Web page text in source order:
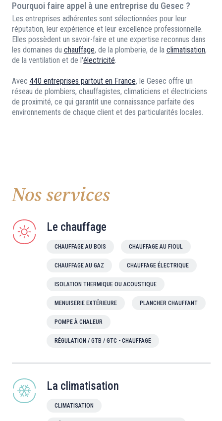
Pourquoi faire appel à une entreprise du Gesec ?
Les entreprises adhérentes sont sélectionnées pour leur
réputation, leur expérience et leur excellence professionnelle.
Elles possèdent un savoir-faire et une expertise reconnus dans
les domaines du chauffage, de la plomberie, de la climatisation,
de la ventilation et de l'électricité.
Avec 440 entreprises partout en France, le Gesec offre un
réseau de plombiers, chauffagistes, climaticiens et électriciens
de proximité, ce qui garantit une connaissance parfaite des
environnements de chaque client et des particularités locales.
Nos services
Le chauffage
CHAUFFAGE AU BOIS CHAUFFAGE AU FIOUL
CHAUFFAGE AU GAZ CHAUFFAGE ÉLECTRIQUE
ISOLATION THERMIQUE OU ACOUSTIQUE
MENUISERIE EXTÉRIEURE PLANCHER CHAUFFANT
POMPE À CHALEUR
RÉGULATION / GTB / GTC - CHAUFFAGE
La climatisation
CLIMATISATION